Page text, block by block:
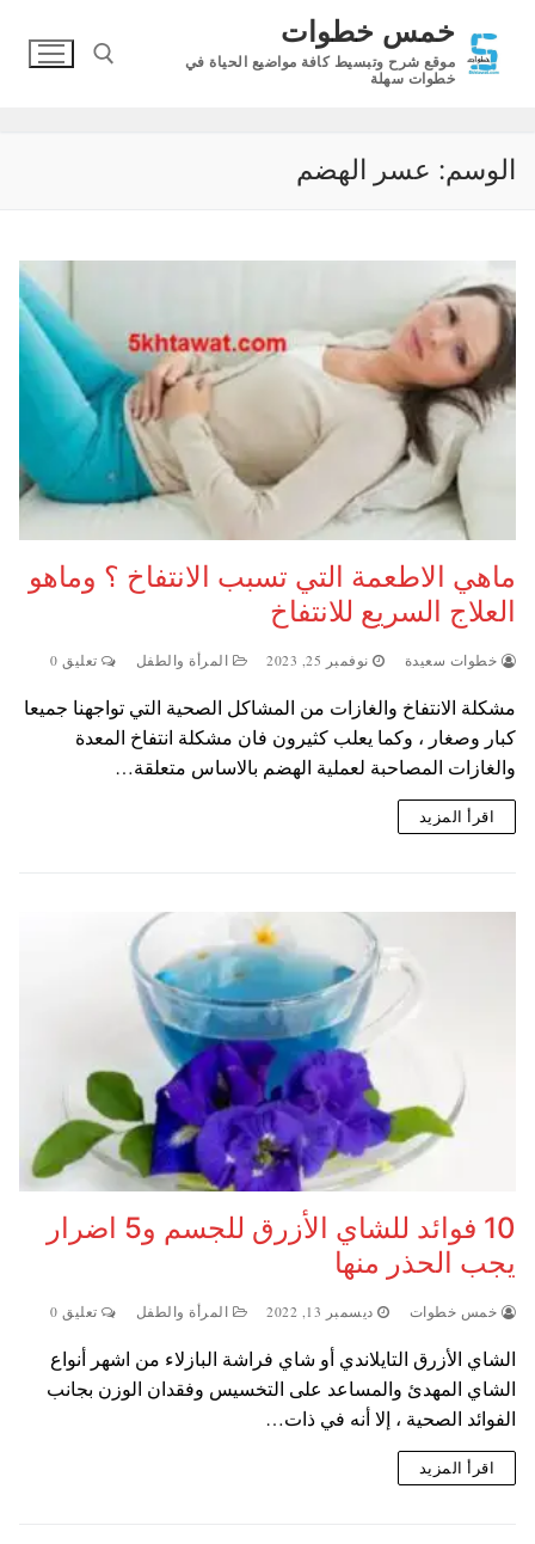
المحتوى
خمس خطوات
موقع شرح وتبسيط كافة مواضيع الحياة في
خطوات سهلة
الوسم: عسر الهضم
ماهي الاطعمة التي تسبب الانتفاخ ؟ وماهو
العلاج السريع للانتفاخ
خطوات سعيدة نوفمبر 25, 2023 المرأة والطفل تعليق 0
مشكلة الانتفاخ والغازات من المشاكل الصحية التي تواجهنا جميعا
كبار وصغار ، وكما يعلب كثيرون فان مشكلة انتفاخ المعدة
والغازات المصاحبة لعملية الهضم بالاساس متعلقة…
اقرأ المزيد
10 فوائد للشاي الأزرق للجسم و5 اضرار
يجب الحذر منها
خمس خطوات ديسمبر 13, 2022 المرأة والطفل تعليق 0
الشاي الأزرق التايلاندي أو شاي فراشة البازلاء من اشهر أنواع
الشاي المهدئ والمساعد على التخسيس وفقدان الوزن بجانب
الفوائد الصحية ، إلا أنه في ذات…
اقرأ المزيد